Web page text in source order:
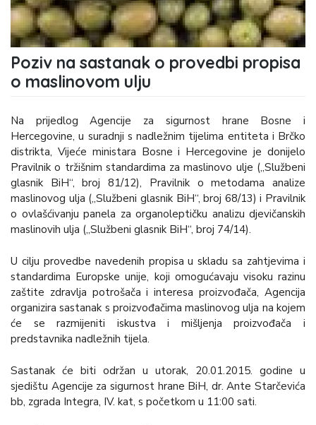
Poziv na sastanak o provedbi propisa
o maslinovom ulju
Na prijedlog Agencije za sigurnost hrane Bosne i
Hercegovine, u suradnji s nadležnim tijelima entiteta i Brčko
distrikta, Vijeće ministara Bosne i Hercegovine je donijelo
Pravilnik o tržišnim standardima za maslinovo ulje („Službeni
glasnik BiH“, broj 81/12), Pravilnik o metodama analize
maslinovog ulja („Službeni glasnik BiH“, broj 68/13) i Pravilnik
o ovlašćivanju panela za organoleptičku analizu djevičanskih
maslinovih ulja („Službeni glasnik BiH“, broj 74/14).
U cilju provedbe navedenih propisa u skladu sa zahtjevima i
standardima Europske unije, koji omogućavaju visoku razinu
zaštite zdravlja potrošača i interesa proizvođača, Agencija
organizira sastanak s proizvođačima maslinovog ulja na kojem
će se razmijeniti iskustva i mišljenja proizvođača i
predstavnika nadležnih tijela.
Sastanak će biti održan u utorak, 20.01.2015. godine u
sjedištu Agencije za sigurnost hrane BiH, dr. Ante Starčevića
bb, zgrada Integra, IV. kat, s početkom u 11:00 sati.